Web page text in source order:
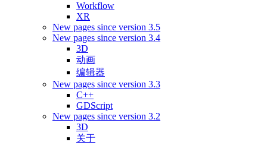
Workflow
XR
New pages since version 3.5
New pages since version 3.4
3D
动画
编辑器
New pages since version 3.3
C++
GDScript
New pages since version 3.2
3D
关于